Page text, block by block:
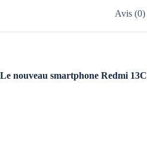
Avis (0)
Le nouveau smartphone Redmi 13C